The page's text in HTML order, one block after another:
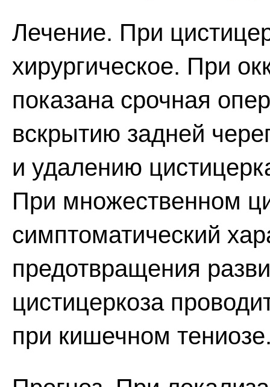
Лечение. При
хирургическое. При
показана срочная
вскрытию задней
и удалению
При множественном
симптоматический
предотвращения
цистицеркоза
при кишечном